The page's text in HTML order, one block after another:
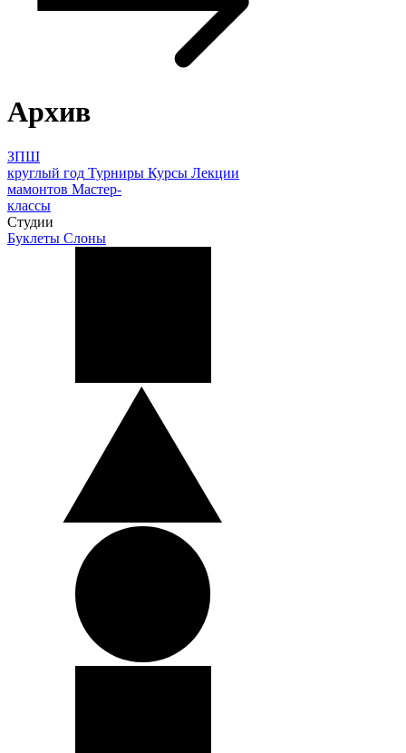
Архив
ЗПШ
круглый год Турниры Курсы Лекции
мамонтов Мастер-
классы
Студии
Буклеты Слоны